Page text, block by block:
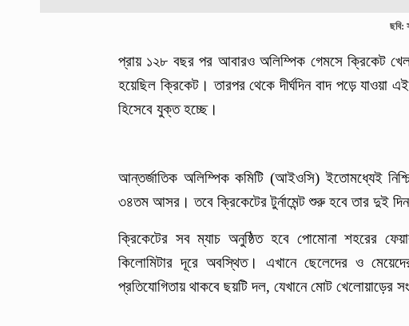
ছবি:
প্রায় ১২৮ বছর পর আবারও অলিম্পিক গেমসে ক্রিকেট
হয়েছিল ক্রিকেট। তারপর থেকে দীর্ঘদিন বাদ পড়ে যাওয়া
হিসেবে যুক্ত হচ্ছে।
আন্তর্জাতিক অলিম্পিক কমিটি (আইওসি) ইতোমধ্যেই
৩৪তম আসর। তবে ক্রিকেটের টুর্নামেন্ট শুরু হবে তার দুই
ক্রিকেটের সব ম্যাচ অনুষ্ঠিত হবে পোমোনা শহরের
কিলোমিটার দূরে অবস্থিত। এখানে ছেলেদের ও
প্রতিযোগিতায় থাকবে ছয়টি দল, যেখানে মোট খেলোয়াড়ের